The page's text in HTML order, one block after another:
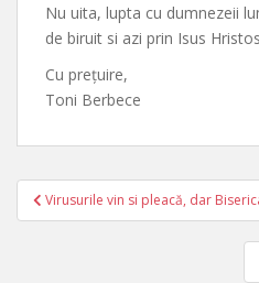
Nu uita, lupta cu dumnezeii
de biruit si azi prin Isus
Cu prețuire,
Toni Berbece
Post
navigation
Virusurile vin si pleacă, dar